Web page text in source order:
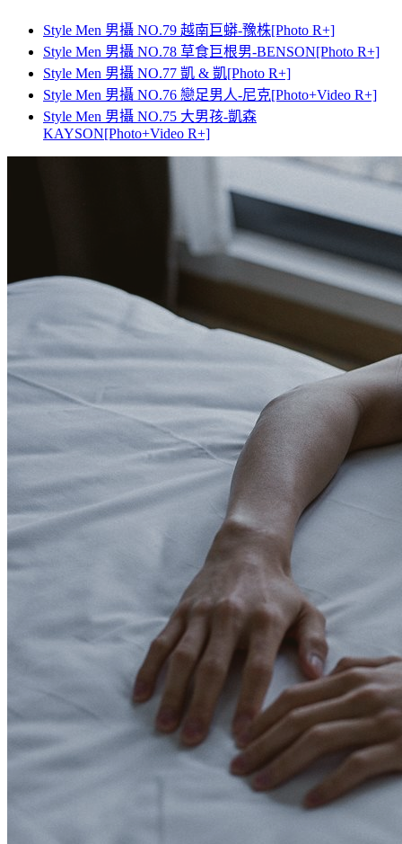
Style Men 男攝 NO.79 越南巨蟒-豫株[Photo R+]
Style Men 男攝 NO.78 草食巨根男-BENSON[Photo R+]
Style Men 男攝 NO.77 凱 & 凱[Photo R+]
Style Men 男攝 NO.76 戀足男人-尼克[Photo+Video R+]
Style Men 男攝 NO.75 大男孩-凱森
KAYSON[Photo+Video R+]